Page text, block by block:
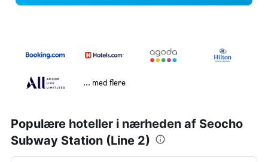
... med flere
Populære hoteller i nærheden af Seocho
Subway Station (Line 2)